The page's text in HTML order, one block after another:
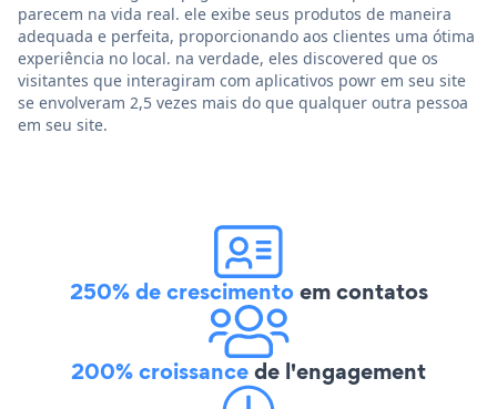
parecem na vida real. ele exibe seus produtos de maneira
adequada e perfeita, proporcionando aos clientes uma ótima
experiência no local. na verdade, eles discovered que os
visitantes que interagiram com aplicativos powr em seu site
se envolveram 2,5 vezes mais do que qualquer outra pessoa
em seu site.
250% de crescimentoem contatos
200% croissancede l'engagement